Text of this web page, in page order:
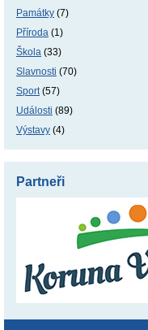
Památky (7)
Příroda (1)
Škola (33)
Slavnosti (70)
Sport(57)
Události (89)
Výstavy (4)
Partneři